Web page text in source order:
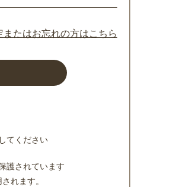
たはお忘れの方はこちら
てください
護されています
れます。